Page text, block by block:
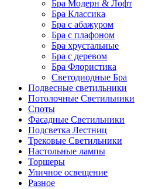
Бра Модерн & Лофт
Бра Классика
Бра с абажуром
Бра с плафоном
Бра хрустальные
Бра с деревом
Бра Флористика
Светодиодные Бра
Подвесные светильники
Потолочные Светильники
Споты
Фасадные Светильники
Подсветка Лестниц
Трековые Светильники
Настольные лампы
Торшеры
Уличное освещение
Разное